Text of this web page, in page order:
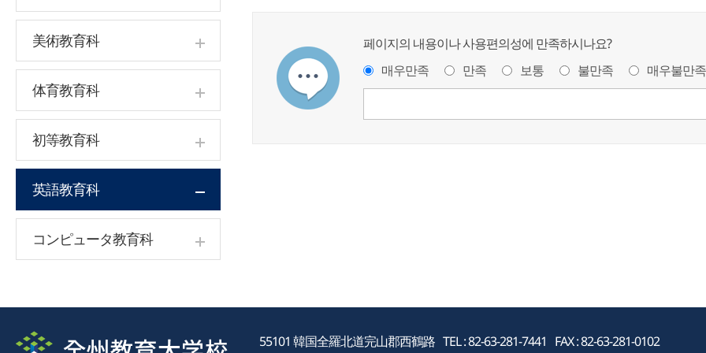
美術教育科
体育教育科
初等教育科
英語教育科
コンピュータ教育科
페이지의 내용이나 사용편의성에 만족하시나요?
매우만족
만족 보통 불만족 매우불만족
55101 韓国全羅北道完山郡西鶴路 TEL : 82-63-281-7441 FAX : 82-63-281-0102